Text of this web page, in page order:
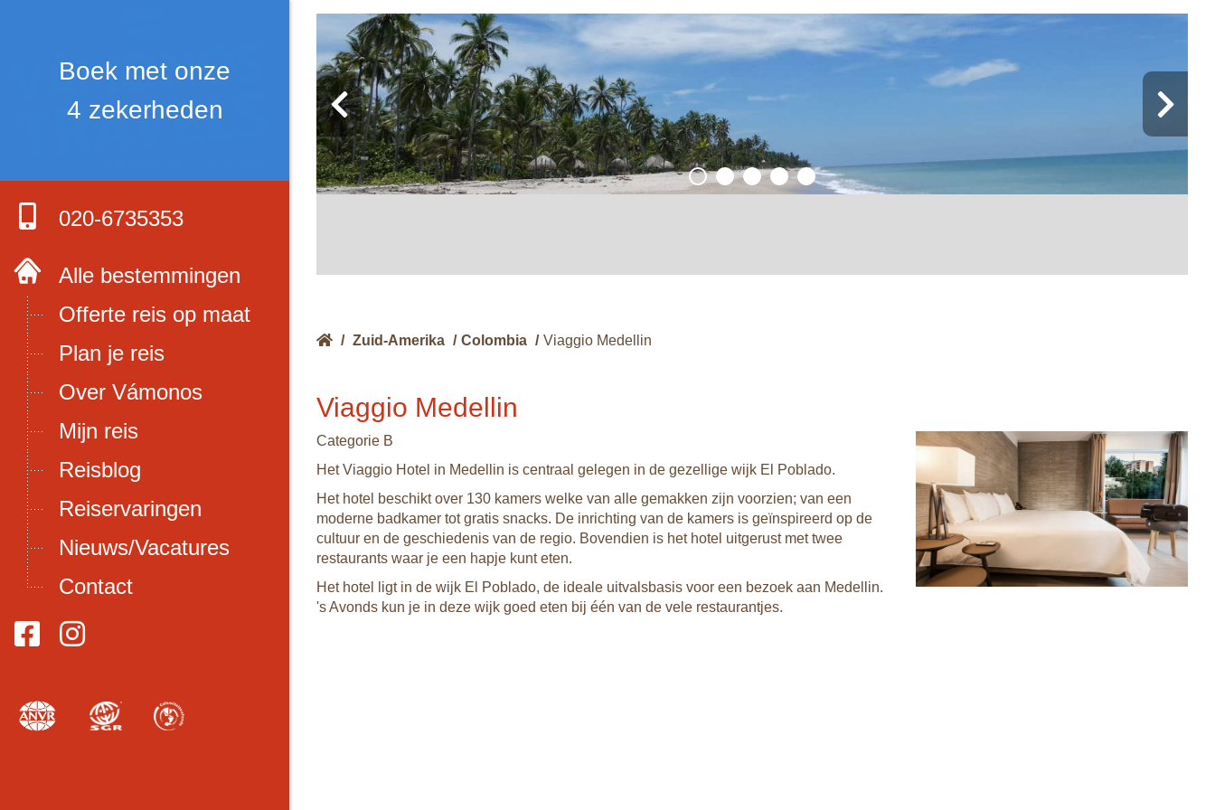
Boek met onze
4 zekerheden
020-6735353
Alle bestemmingen
Offerte reis op maat
Plan je reis
Over Vámonos
Mijn reis
Reisblog
Reiservaringen
Nieuws/Vacatures
Contact
/ Zuid-Amerika / Colombia / Viaggio Medellin
Viaggio Medellin
Categorie B
Het Viaggio Hotel in Medellin is centraal gelegen in de gezellige wijk El Poblado.
Het hotel beschikt over 130 kamers welke van alle gemakken zijn voorzien; van een
moderne badkamer tot gratis snacks. De inrichting van de kamers is geïnspireerd op de
cultuur en de geschiedenis van de regio. Bovendien is het hotel uitgerust met twee
restaurants waar je een hapje kunt eten.
Het hotel ligt in de wijk El Poblado, de ideale uitvalsbasis voor een bezoek aan Medellin.
's Avonds kun je in deze wijk goed eten bij één van de vele restaurantjes.